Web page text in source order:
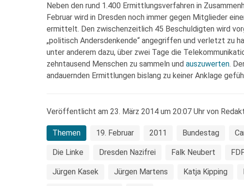
Neben den rund 1.400 Ermittlungsverfahren in
Februar wird in Dresden noch immer gegen Mitglieder
ermittelt. Den zwischenzeitlich 45 Beschuldigten wird
„politisch Andersdenkende“ angegriffen und verletzt zu
unter anderem dazu, über zwei Tage die
zehntausend Menschen zu sammeln und auszuwerten.
andauernden Ermittlungen bislang zu keiner Anklage
Veröffentlicht am 23. März 2014 um 20:07 Uhr von
Themen 19. Februar 2011 Bundestag
Die Linke Dresden Nazifrei Falk Neubert
Jürgen Kasek Jürgen Martens Katja Kipping